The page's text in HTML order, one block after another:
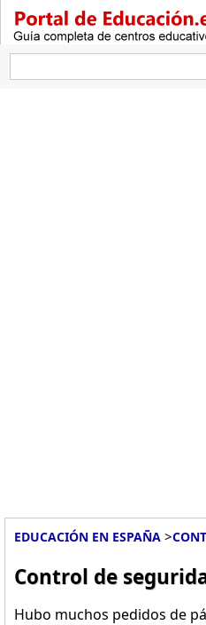
EDUCACIÓN EN ESPAÑA >
Control de
Hubo muchos pedidos de